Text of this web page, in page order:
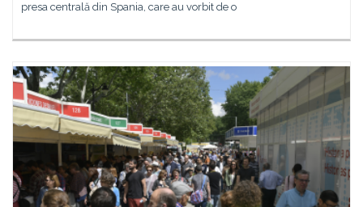
presa centrală din Spania, care au vorbit de o